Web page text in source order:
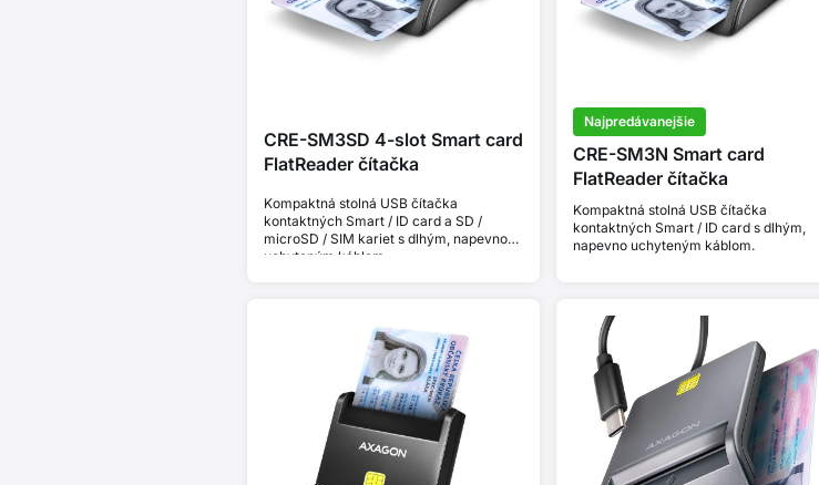
CRE-SM3SD 4-slot Smart card
FlatReader čítačka
Kompaktná stolná USB čítačka
kontaktných Smart / ID card a SD /
microSD / SIM kariet s dlhým, napevno
uchyteným káblom.
Najpredávanejšie
CRE-SM3N Smart card
FlatReader čítačka
Kompaktná stolná USB čítačka
kontaktných Smart / ID card s dlhým,
napevno uchyteným káblom.